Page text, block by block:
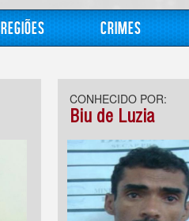
Regiões Crimes
CONHECIDO POR:
Biu de Luzia